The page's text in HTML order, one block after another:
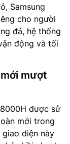
Samsung
cho người
đá, hệ thống
động và tối
mượt
được sử
mới trong
diện này